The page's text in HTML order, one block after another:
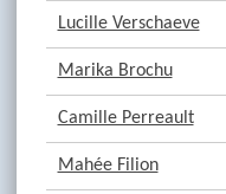
Lucille Verschaeve
Marika Brochu
Camille Perreault
Mahée Filion